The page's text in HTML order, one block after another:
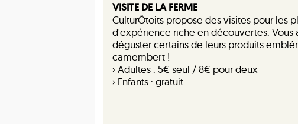
VISITE DE LA FERME
CulturÔtoits propose des visites pour les
d'expérience riche en découvertes.
déguster certains de leurs produits
camembert !
› Adultes : 5€ seul / 8€ pour deux
› Enfants : gratuit